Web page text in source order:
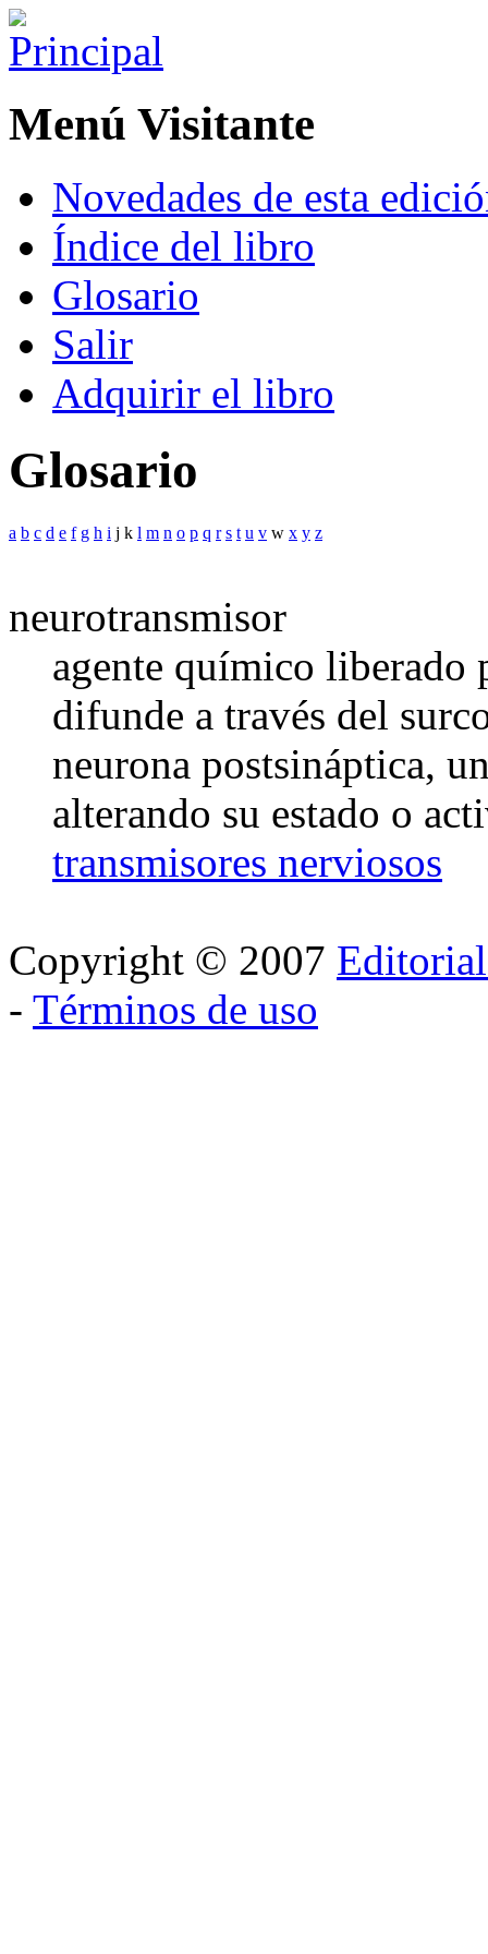
Menú Visitante
Novedades de esta
Índice del libro
Glosario
Salir
Adquirir el libro
Glosario
a b c d e f g h i j k l m n o p q r s t u v w x y z
neurotransmisor
agente químico liberado
difunde a través del
neurona postsináptica,
alterando su estado o
transmisores nerviosos
Copyright © 2007
- Términos de uso